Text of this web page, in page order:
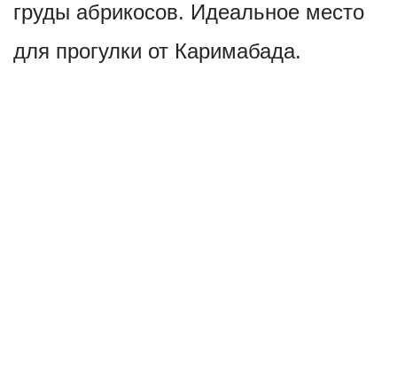
груды абрикосов. Идеальное место
для прогулки от Каримабада.